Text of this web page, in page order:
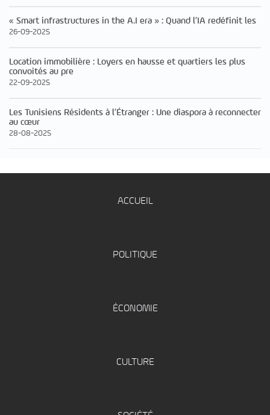
« Smart infrastructures in the A.I era » : Quand l’IA redéfinit les
26-09-2025
Location immobilière : Loyers en hausse et quartiers les plus
convoités au pre
22-09-2025
Les Tunisiens Résidents à l’Étranger : Une diaspora à reconnecter
au cœur
28-08-2025
ACCUEIL
POLITIQUE
ÉCONOMIE
CULTURE